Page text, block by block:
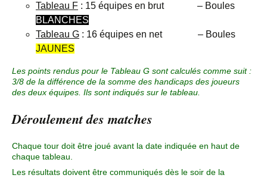
Tableau F : 15 équipes en brut – Boules
BLANCHES
Tableau G : 16 équipes en net – Boules
JAUNES
Les points rendus pour le Tableau G sont calculés comme suit :
3/8 de la différence de la somme des handicaps des joueurs
des deux équipes. Ils sont indiqués sur le tableau.
Déroulement des matches
Chaque tour doit être joué avant la date indiquée en haut de
chaque tableau.
Les résultats doivent être communiqués dès le soir de la